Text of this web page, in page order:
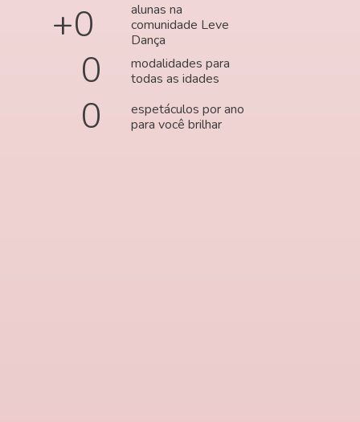
alunas na
comunidade Leve
Dança
+0
modalidades para
todas as idades
0
espetáculos por ano
para você brilhar
0